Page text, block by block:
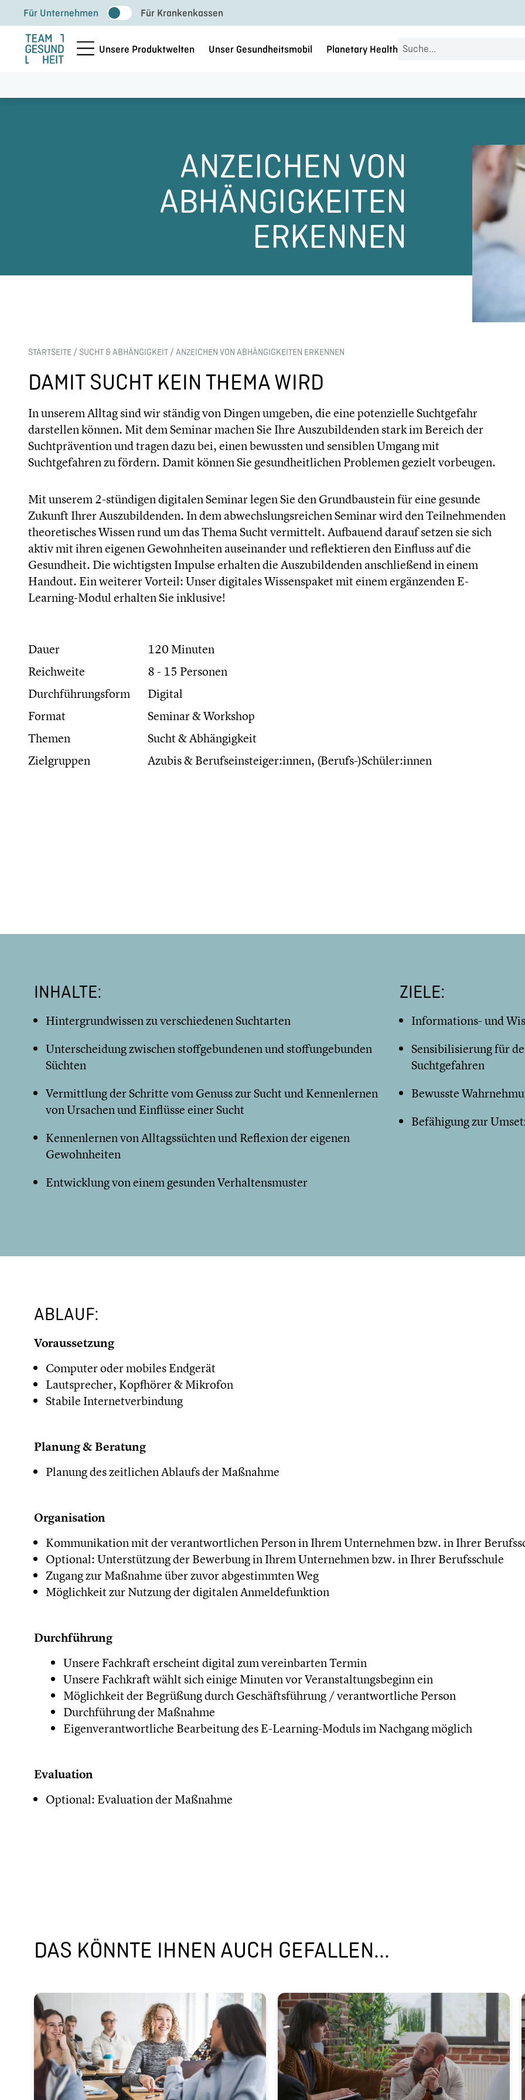
Inhalt
springen
Für Unternehmen Für Krankenkassen
Unsere Produktwelten Unser Gesundheitsmobil Planetary Health Search
ANZEICHEN VON
ABHÄNGIGKEITEN
ERKENNEN
STARTSEITE / SUCHT & ABHÄNGIGKEIT / ANZEICHEN VON ABHÄNGIGKEITEN ERKENNEN
DAMIT SUCHT KEIN THEMA WIRD
In unserem Alltag sind wir ständig von Dingen umgeben, die eine potenzielle Suchtgefahr
darstellen können. Mit dem Seminar machen Sie Ihre Auszubildenden stark im Bereich der
Suchtprävention und tragen dazu bei, einen bewussten und sensiblen Umgang mit
Suchtgefahren zu fördern. Damit können Sie gesundheitlichen Problemen gezielt vorbeugen.
Mit unserem 2-stündigen digitalen Seminar legen Sie den Grundbaustein für eine gesunde
Zukunft Ihrer Auszubildenden. In dem abwechslungsreichen Seminar wird den Teilnehmenden
theoretisches Wissen rund um das Thema Sucht vermittelt. Aufbauend darauf setzen sie sich
aktiv mit ihren eigenen Gewohnheiten auseinander und reflektieren den Einfluss auf die
Gesundheit. Die wichtigsten Impulse erhalten die Auszubildenden anschließend in einem
Handout. Ein weiterer Vorteil: Unser digitales Wissenspaket mit einem ergänzenden E-
Learning-Modul erhalten Sie inklusive!
Dauer
120 Minuten
Reichweite
8 - 15 Personen
Durchführungsform
Digital
Format
Seminar & Workshop
Themen
Sucht & Abhängigkeit
Zielgruppen
Azubis & Berufseinsteiger:innen, (Berufs-)Schüler:innen
INHALTE:
Hintergrundwissen zu verschiedenen Suchtarten
Unterscheidung zwischen stoffgebundenen und stoffungebunden
Süchten
Vermittlung der Schritte vom Genuss zur Sucht und Kennenlernen
von Ursachen und Einflüsse einer Sucht
Kennenlernen von Alltagssüchten und Reflexion der eigenen
Gewohnheiten
Entwicklung von einem gesunden Verhaltensmuster
ZIELE:
Informations- und
Sensibilisierung für
Suchtgefahren
Bewusste
Befähigung zur
ABLAUF:
Voraussetzung
Computer oder mobiles Endgerät
Lautsprecher, Kopfhörer & Mikrofon
Stabile Internetverbindung
Planung & Beratung
Planung des zeitlichen Ablaufs der Maßnahme
Organisation
Kommunikation mit der verantwortlichen Person in Ihrem Unternehmen bzw. in Ihrer
Optional: Unterstützung der Bewerbung in Ihrem Unternehmen bzw. in Ihrer Berufsschule
Zugang zur Maßnahme über zuvor abgestimmten Weg
Möglichkeit zur Nutzung der digitalen Anmeldefunktion
Durchführung
Unsere Fachkraft erscheint digital zum vereinbarten Termin
Unsere Fachkraft wählt sich einige Minuten vor Veranstaltungsbeginn ein
Möglichkeit der Begrüßung durch Geschäftsführung / verantwortliche Person
Durchführung der Maßnahme
Eigenverantwortliche Bearbeitung des E-Learning-Moduls im Nachgang möglich
Evaluation
Optional: Evaluation der Maßnahme
DAS KÖNNTE IHNEN AUCH GEFALLEN...